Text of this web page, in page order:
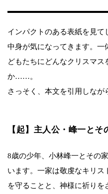
インパクトのある表紙を見
中身が気になってきます。
どもたちにどんなクリスマス
か……。
さっそく、本文を引用しなが
【起】主人公・峰一とそ
8歳の少年、小林峰一とその
います。一家は敬虔なキリス
を守ることと、神様に祈り